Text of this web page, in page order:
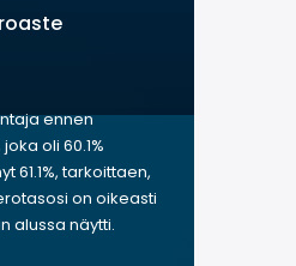
ennen
oli 60.1%
61.1%, tarkoittaen,
on oikeasti
alussa näytti.